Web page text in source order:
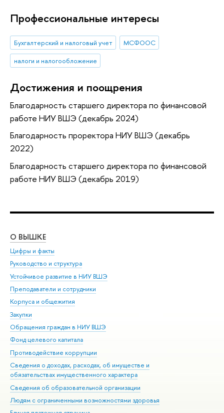
Профессиональные интересы
Бухгалтерский и налоговый учет
МСФООС
налоги и налогообложение
Достижения и поощрения
Благодарность старшего директора по финансовой
работе НИУ ВШЭ (декабрь 2024)
Благодарность проректора НИУ ВШЭ (декабрь
2022)
Благодарность старшего директора по финансовой
работе НИУ ВШЭ (декабрь 2019)
О ВЫШКЕ
Цифры и факты
Руководство и структура
Устойчивое развитие в НИУ ВШЭ
Преподаватели и сотрудники
Корпуса и общежития
Закупки
Обращения граждан в НИУ ВШЭ
Фонд целевого капитала
Противодействие коррупции
Сведения о доходах, расходах, об имуществе и
обязательствах имущественного характера
Сведения об образовательной организации
Людям с ограниченными возможностями здоровья